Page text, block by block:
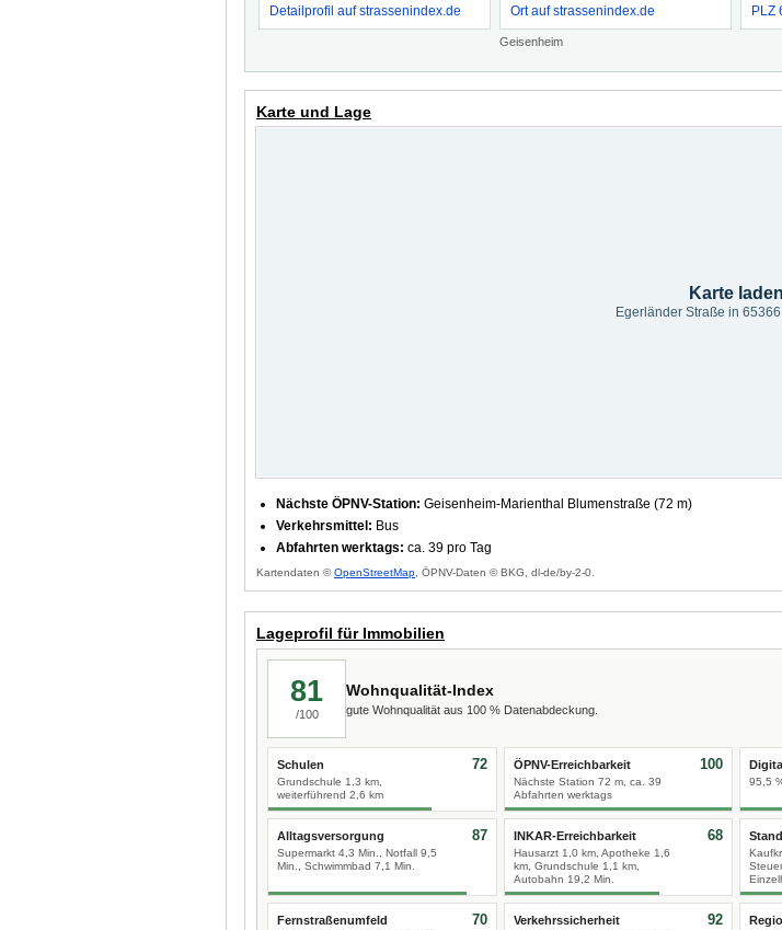
Detailprofil auf strassenindex.de Ort auf strassenindex.de
Geisenheim
PLZ
Karte und Lage
Karte laden
Egerländer Straße in
Nächste ÖPNV-Station: Geisenheim-Marienthal Blumenstraße (72 m)
Verkehrsmittel: Bus
Abfahrten werktags: ca. 39 pro Tag
Kartendaten ©OpenStreetMap , ÖPNV-Daten © BKG, dl-de/by-2-0.
Lageprofil für Immobilien
81
/100
Wohnqualität-Index
gute Wohnqualität aus 100 % Datenabdeckung.
Schulen
Grundschule 1,3 km,
weiterführend 2,6 km
72 ÖPNV-Erreichbarkeit
Nächste Station 72 m, ca. 39
Abfahrten werktags
100
95,5
Alltagsversorgung
Supermarkt 4,3 Min., Notfall 9,5
Min., Schwimmbad 7,1 Min.
87 INKAR-Erreichbarkeit
Hausarzt 1,0 km, Apotheke 1,6
km, Grundschule 1,1 km,
Autobahn 19,2 Min.
68
Fernstraßenumfeld 70 Verkehrssicherheit 92